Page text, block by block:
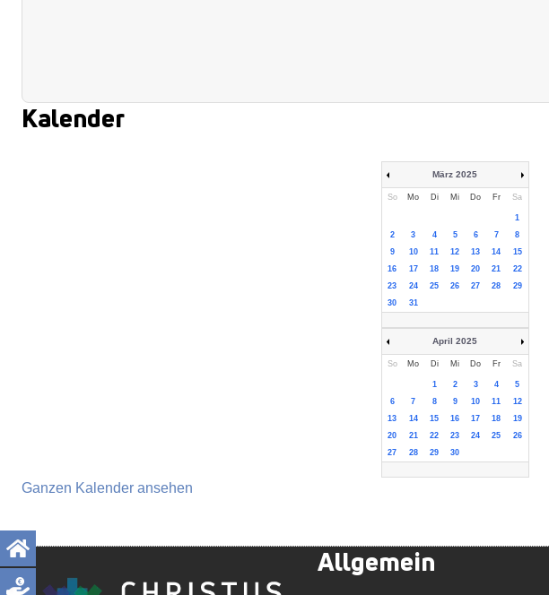
Kalender
März 2025
So Mo Di Mi Do Fr Sa
1
2
3 4 5 6 7
8
9
10 11 12 13 14
15
16
17 18 19 20 21
22
23
24 25 26 27 28
29
30
31
April 2025
So Mo Di Mi Do Fr Sa
1 2 3 4
5
6
7 8 9 10 11
12
13
14 15 16 17 18
19
20
21 22 23 24 25
26
27
28 29 30
Ganzen Kalender ansehen
Allgemein